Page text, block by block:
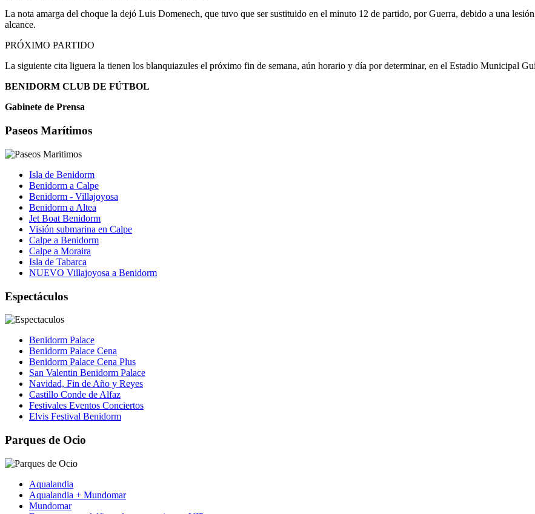
La nota amarga del choque la dejó Luis Domenech, que tuvo que ser sustituido en el minuto 12 de partido, por Guerra, debido a una
alcance.
PRÓXIMO PARTIDO
La siguiente cita liguera la tienen los blanquiazules el próximo fin de semana, aún horario y día por determinar, en el Estadio Municipal
BENIDORM CLUB DE FÚTBOL
Gabinete de Prensa
Paseos Marítimos
Isla de Benidorm
Benidorm a Calpe
Benidorm - Villajoyosa
Benidorm a Altea
Jet Boat Benidorm
Visión submarina en Calpe
Calpe a Benidorm
Calpe a Moraira
Isla de Tabarca
NUEVO Villajoyosa a Benidorm
Espectáculos
Benidorm Palace
Benidorm Palace Cena
Benidorm Palace Cena Plus
San Valentin Benidorm Palace
Navidad, Fin de Año y Reyes
Castillo Conde de Alfaz
Festivales Eventos Conciertos
Elvis Festival Benidorm
Parques de Ocio
Aqualandia
Aqualandia + Mundomar
Mundomar